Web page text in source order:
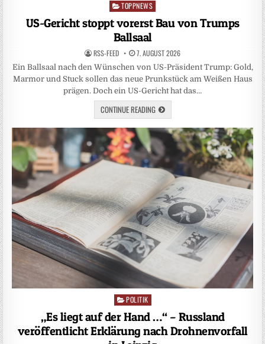
Posted
in
TOPPNEWS
US-Gericht stoppt vorerst Bau von Trumps
Ballsaal
RSS-FEED 7. AUGUST 2026
Ein Ballsaal nach den Wünschen von US-Präsident Trump: Gold,
Marmor und Stuck sollen das neue Prunkstück am Weißen Haus
prägen. Doch ein US-Gericht hat das…
CONTINUE READING
Posted
POLITIK
„Es liegt auf der Hand …“ – Russland
veröffentlicht Erklärung nach Drohnenvorfall